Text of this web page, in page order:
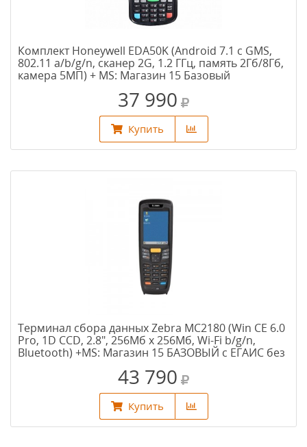
Комплект Honeywell EDA50K (Android 7.1 c GMS,
802.11 a/b/g/n, сканер 2G, 1.2 ГГц, память 2Гб/8Гб,
камера 5МП) + MS: Магазин 15 Базовый
37 990
Купить
Терминал сбора данных Zebra MC2180 (Win CE 6.0
Pro, 1D CCD, 2.8", 256Мб х 256Мб, Wi-Fi b/g/n,
Bluetooth) +MS: Магазин 15 БАЗОВЫЙ с ЕГАИС без
43 790
Купить